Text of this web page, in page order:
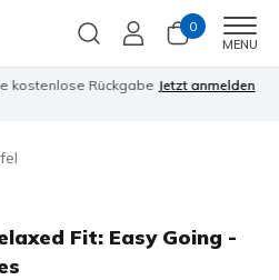
0
MENU
kostenlose Rückgabe Jetzt anmelden
Fit: Easy Going -